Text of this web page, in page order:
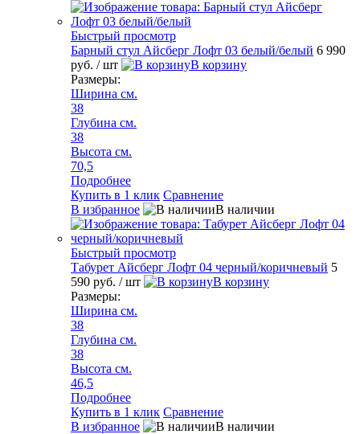
Быстрый просмотр
Барный стул Айсберг Лофт 03 белый/белый 6 990
руб. / шт
В корзину
Размеры:
Ширина см.
38
Глубина см.
38
Высота см.
70,5
Подробнее
Купить в 1 клик Сравнение
В избранное
В наличии
Быстрый просмотр
Табурет Айсберг Лофт 04 черный/коричневый 5
590 руб. / шт
В корзину
Размеры:
Ширина см.
38
Глубина см.
38
Высота см.
46,5
Подробнее
Купить в 1 клик Сравнение
В избранное
В наличии